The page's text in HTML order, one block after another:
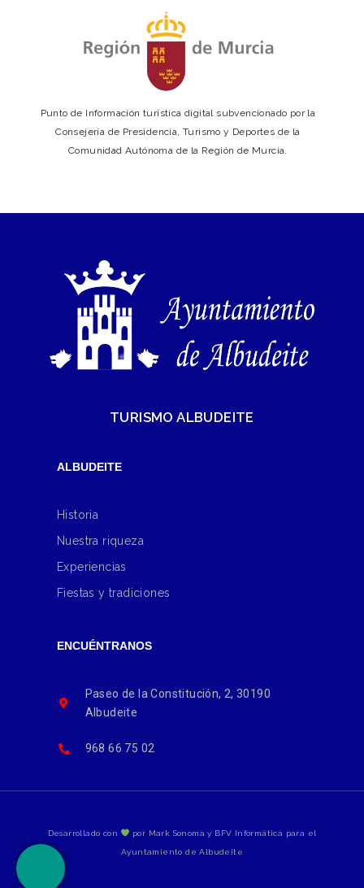
Punto de Información turística digital subvencionado por la
Consejería de Presidencia, Turismo y Deportes de la
Comunidad Autónoma de la Región de Murcia.
TURISMO ALBUDEITE
ALBUDEITE
Historia
Nuestra riqueza
Experiencias
Fiestas y tradiciones
ENCUÉNTRANOS
Paseo de la Constitución, 2, 30190
Albudeite
968 66 75 02
Desarrollado con por Mark Sonoma y BFV Informática para el
Ayuntamiento de Albudeite